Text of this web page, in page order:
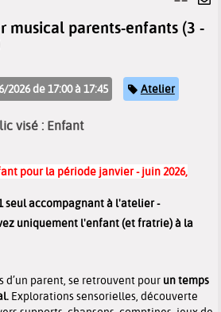
musical parents-enfants (3 -
2026 de 17:00 à 17:45 Catégorie
Atelier
visé : Enfant
pour la période janvier - juin 2026,
seul accompagnant à l'atelier -
uniquement l'enfant (et fratrie) à la
d’un parent, se retrouvent pour un temps
Explorations sensorielles, découverte